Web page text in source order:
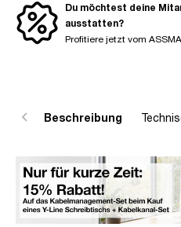
Du möchtest deine
ausstatten?
Profitiere jetzt vom
Beschreibung